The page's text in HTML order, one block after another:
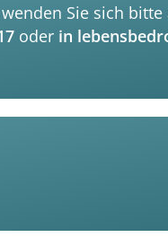
Sie sich bitte
oder in